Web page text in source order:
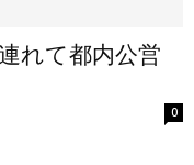
れて都内公営
0